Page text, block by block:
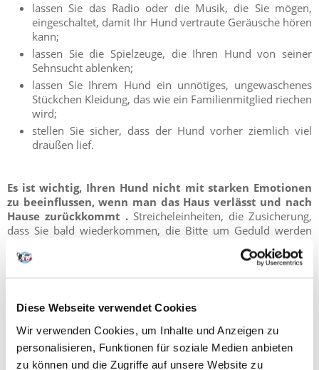
Diese Webseite verwendet Cookies
Wir verwenden Cookies, um Inhalte und Anzeigen zu
personalisieren, Funktionen für soziale Medien anbieten
zu können und die Zugriffe auf unsere Website zu
lassen Sie das Radio oder die Musik, die Sie mögen,
eingeschaltet, damit Ihr Hund vertraute Geräusche hören
kann;
lassen Sie die Spielzeuge, die Ihren Hund von seiner
Sehnsucht ablenken;
lassen Sie Ihrem Hund ein unnötiges, ungewaschenes
Stückchen Kleidung, das wie ein Familienmitglied riechen
wird;
stellen Sie sicher, dass der Hund vorher ziemlich viel
draußen lief.
Es ist wichtig, Ihren Hund nicht mit starken Emotionen
zu beeinflussen, wenn man das Haus verlässt und nach
Hause zurückkommt . Streicheleinheiten, die Zusicherung,
dass Sie bald wiederkommen, die Bitte um Geduld werden
Ihrem Hund das Gefühl geben, dass das Verlassen des Hauses
durch den Eigentümer etwas Unangenehmes ist. Wenn man
verstehen, wie sehr Sie ihn vermisst haben. Am besten ist es,
ihn in den ersten Minuten zu ignorieren und erst nach einer
Weile zu begrüßen, um die Trennungszeit wieder
auszugleichen. Wenn diese Tipps nicht funktionieren, können
Sie die Hilfe eines Hundeverhaltensforschers in Anspruch